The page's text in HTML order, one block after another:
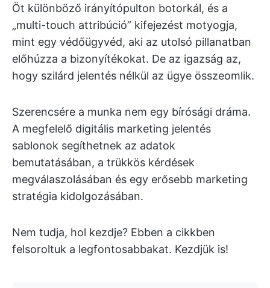
Öt különböző irányítópulton botorkál, és a
„multi-touch attribúció” kifejezést motyogja,
mint egy védőügyvéd, aki az utolsó pillanatban
előhúzza a bizonyítékokat. De az igazság az,
hogy szilárd jelentés nélkül az ügye összeomlik.
Szerencsére a munka nem egy bírósági dráma.
A megfelelő digitális marketing jelentés
sablonok segíthetnek az adatok
bemutatásában, a trükkös kérdések
megválaszolásában és egy erősebb marketing
stratégia kidolgozásában.
Nem tudja, hol kezdje? Ebben a cikkben
felsoroltuk a legfontosabbakat. Kezdjük is!